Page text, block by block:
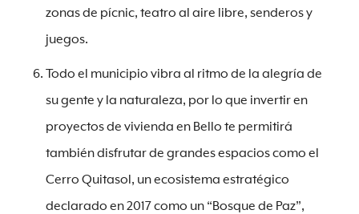
zonas de pícnic, teatro al aire libre, senderos y
juegos.
Todo el municipio vibra al ritmo de la alegría de
su gente y la naturaleza, por lo que invertir en
proyectos de vivienda en Bello te permitirá
también disfrutar de grandes espacios como el
Cerro Quitasol, un ecosistema estratégico
declarado en 2017 como un “Bosque de Paz”,